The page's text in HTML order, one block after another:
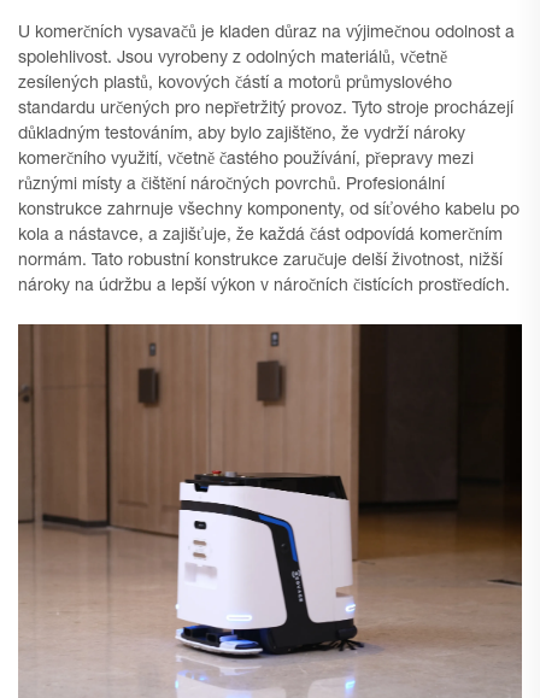
U komerčních vysavačů je kladen důraz na výjimečnou odolnost a
spolehlivost. Jsou vyrobeny z odolných materiálů, včetně
zesílených plastů, kovových částí a motorů průmyslového
standardu určených pro nepřetržitý provoz. Tyto stroje procházejí
důkladným testováním, aby bylo zajištěno, že vydrží nároky
komerčního využití, včetně častého používání, přepravy mezi
různými místy a čištění náročných povrchů. Profesionální
konstrukce zahrnuje všechny komponenty, od síťového kabelu po
kola a nástavce, a zajišťuje, že každá část odpovídá komerčním
normám. Tato robustní konstrukce zaručuje delší životnost, nižší
nároky na údržbu a lepší výkon v náročních čistících prostředích.